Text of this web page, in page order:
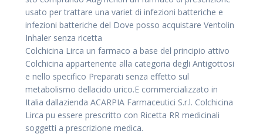
usato per trattare una variet di infezioni batteriche e
infezioni batteriche del Dove posso acquistare Ventolin
Inhaler senza ricetta
Colchicina Lirca un farmaco a base del principio attivo
Colchicina appartenente alla categoria degli Antigottosi
e nello specifico Preparati senza effetto sul
metabolismo dellacido urico.E commercializzato in
Italia dallazienda ACARPIA Farmaceutici S.r.l. Colchicina
Lirca pu essere prescritto con Ricetta RR medicinali
soggetti a prescrizione medica.